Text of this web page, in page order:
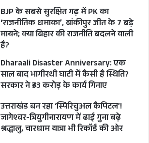
BJP के सबसे सुरक्षित गढ़ में PK का
‘राजनीतिक धमाका’, बांकीपुर जीत के 7 बड़े
मायने; क्या बिहार की राजनीति बदलने वाली
है?
Dharaali Disaster Anniversary: एक
साल बाद भागीरथी घाटी में कैसी है स्थिति?
सरकार ने ₹33 करोड़ के कार्य गिनाए
उत्तराखंड बन रहा ‘स्पिरिचुअल कैपिटल’!
जागेश्वर-त्रियुगीनारायण में ढाई गुना बढ़े
श्रद्धालु, चारधाम यात्रा भी रिकॉर्ड की ओर